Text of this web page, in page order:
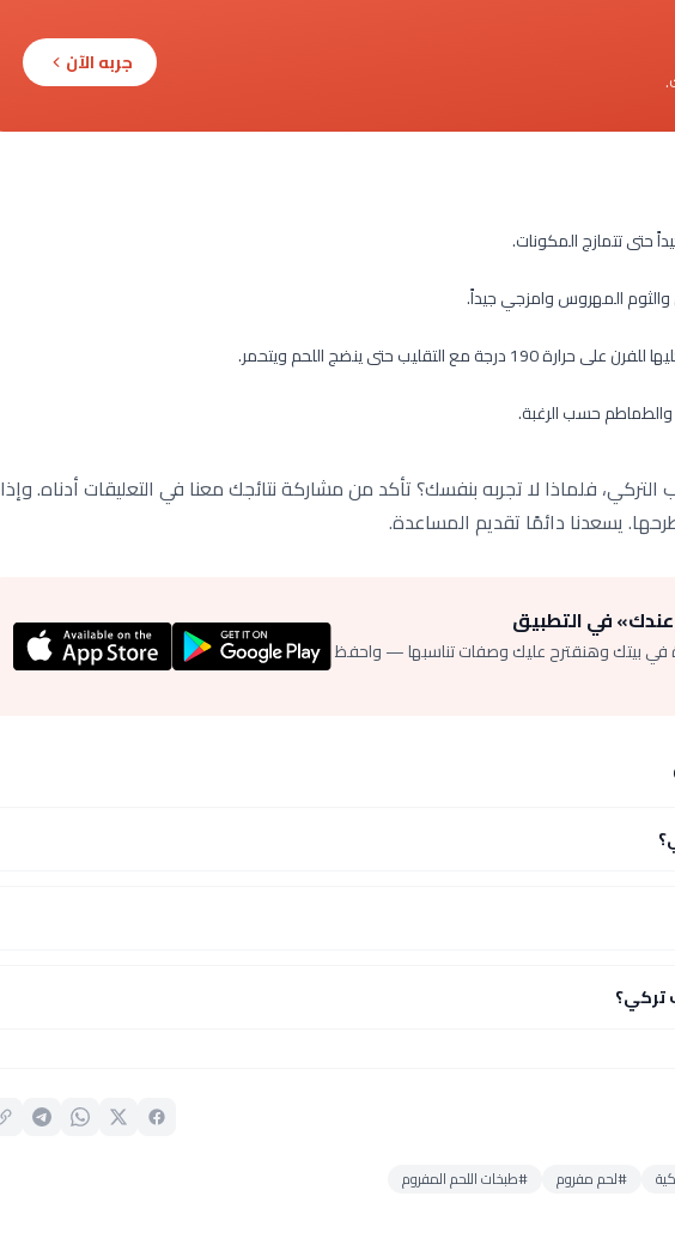
جربه الآن
حتى تتمازج المكونات.
المهروس وامزجي جيداً.
التقليب حتى ينضج اللحم ويتحمر.
والطماطم حسب الرغبة.
فلماذا لا تجربه بنفسك؟ تأكد من مشاركة نتائجك معنا في التعليقات أدناه. وإذا
يسعدنا دائمًا تقديم المساعدة.
في التطبيق
في بيتك وهنقترح عليك وصفات تناسبها — واحفظ
#لحم مفروم #طبخات اللحم المفروم